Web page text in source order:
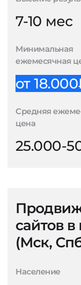
7-10 мес
Минимальная
ежемесячная
от
Средняя
цена
25.000-
сайтов
(Мск,
Население